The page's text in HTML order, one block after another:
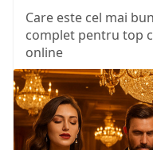
Care este cel mai
complet pentru top
online